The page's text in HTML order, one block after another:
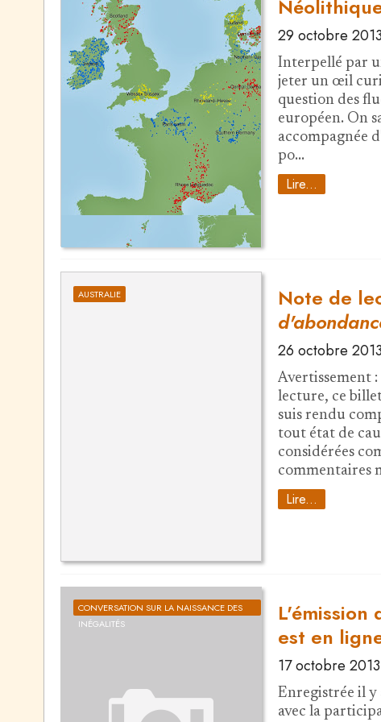
29 octobre 2013
Interpellé par
jeter un œil
question des
européen. On
accompagnée
po…
Lire...
AUSTRALIE Note de
26 octobre 2013
Avertissement
lecture, ce
suis rendu
tout état de
considérées
commentaires
Lire...
CONVERSATION SUR LA NAISSANCE DES
INÉGALITÉS
L'émission
est en
17 octobre 2013
Enregistrée il y
avec la